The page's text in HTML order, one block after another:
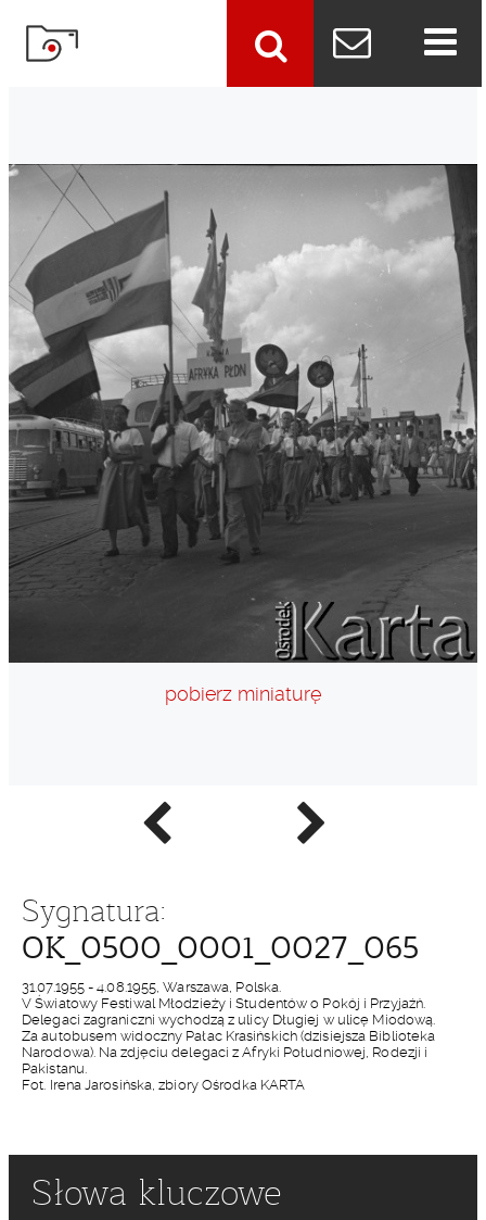
Poprzednie
zdjęcie
Następne
zdjęcie
pobierz miniaturę
Sygnatura:
OK_0500_0001_0027_065
31.07.1955 - 4.08.1955, Warszawa, Polska.
V Światowy Festiwal Młodzieży i Studentów o Pokój i Przyjaźń.
Delegaci zagraniczni wychodzą z ulicy Długiej w ulicę Miodową.
Za autobusem widoczny Pałac Krasińskich (dzisiejsza Biblioteka
Narodowa). Na zdjęciu delegaci z Afryki Południowej, Rodezji i
Pakistanu.
Fot. Irena Jarosińska, zbiory Ośrodka KARTA
Słowa kluczowe